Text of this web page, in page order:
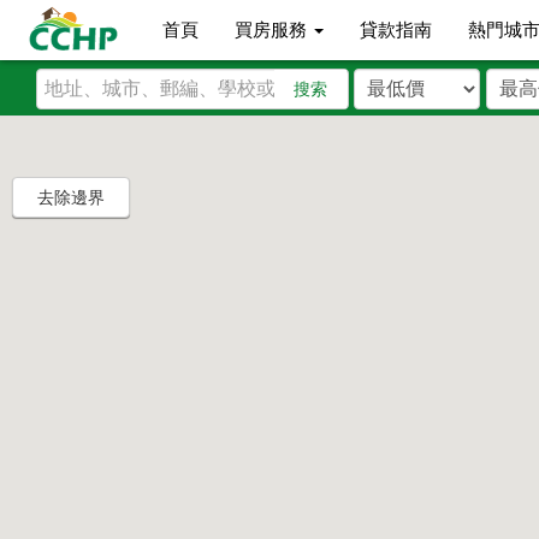
首頁 買房服務 貸款指南 熱門城
搜索
去除邊界